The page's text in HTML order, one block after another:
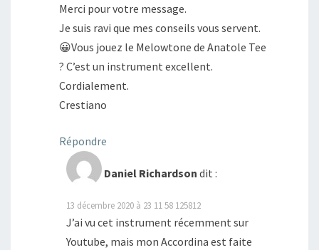
Merci pour votre message.
Je suis ravi que mes conseils vous servent.
😀Vous jouez le Melowtone de Anatole Tee
? C’est un instrument excellent.
Cordialement.
Crestiano
Répondre
Daniel Richardson dit :
13 décembre 2020 à 23 11 58 125812
J’ai vu cet instrument récemment sur
Youtube, mais mon Accordina est faite